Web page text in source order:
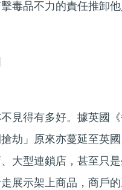
毒品不力的責任推卸
見得有多好。據英國
劫」原來亦蔓延至英
大型連鎖店，甚至只
展示架上商品，商戶